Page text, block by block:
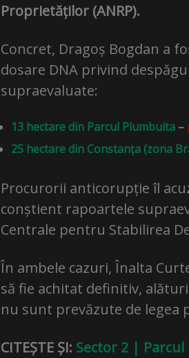
Proprietăților (ANRP).
Concret, Dragoș Bogdan a
dosare DNA privind
supraevaluate:
13 hectare din Parcul Plumbuita –
25 hectare din Constanța (zona
Procurorii anticorupție îl
conștient rapoartele
Centrale pentru Stabilirea
În ambele cazuri, Înalta
să fie achitat definitiv,
nu sunt prevăzute de legea
CITEȘTE ȘI: Sector 2 |